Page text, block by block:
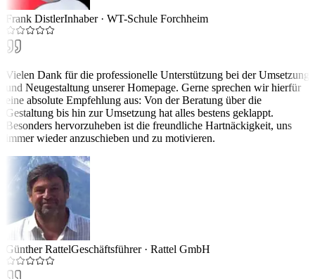
Frank DistlerInhaber· WT-Schule Forchheim
Vielen Dank für die professionelle Unterstützung bei der Umsetzung
und Neugestaltung unserer Homepage. Gerne sprechen wir hierfür
eine absolute Empfehlung aus: Von der Beratung über die
Gestaltung bis hin zur Umsetzung hat alles bestens geklappt.
Besonders hervorzuheben ist die freundliche Hartnäckigkeit, uns
immer wieder anzuschieben und zu motivieren.
Günther RattelGeschäftsführer· Rattel GmbH